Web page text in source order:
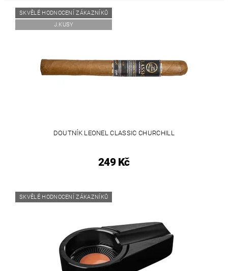
SKVĚLÉ HODNOCENÍ ZÁKAZNÍKŮ
J.KUSY
DOUTNÍK LEONEL CLASSIC CHURCHILL
249 Kč
SKVĚLÉ HODNOCENÍ ZÁKAZNÍKŮ